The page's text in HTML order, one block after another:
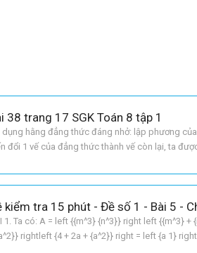
38 trang 17 SGK Toán 8 tập 1
hằng đẳng thức đáng nhở: lập phương
đổi 1 vế của đẳng thức thành vế còn lại, ta
kiểm tra 15 phút - Đề số 1 - Bài 5 -
1. Ta có: A = left {{m^3} {n^3}} right left {{m^3}
rightleft {4 + 2a + {a^2}} right = left {a 1}